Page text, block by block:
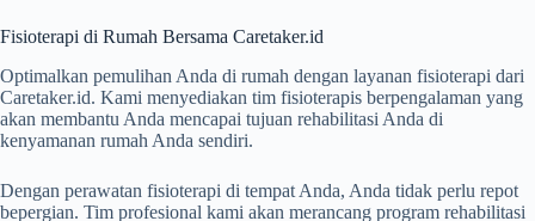
Fisioterapi di Rumah Bersama Caretaker.id
Optimalkan pemulihan Anda di rumah dengan layanan fisioterapi dari
Caretaker.id. Kami menyediakan tim fisioterapis berpengalaman yang
akan membantu Anda mencapai tujuan rehabilitasi Anda di
kenyamanan rumah Anda sendiri.
Dengan perawatan fisioterapi di tempat Anda, Anda tidak perlu repot
bepergian. Tim profesional kami akan merancang program rehabilitasi